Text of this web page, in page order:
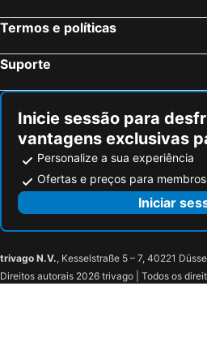
Moinho da Senta
&Tales Hotel
Vale Pisco - Villa De Sonho
Townhouse Vila Da Praia
Casa do Fontanário
Royal Obidos Evolutee Hotel And Spa
Termos e políticas
Suporte
Inicie sessão para
vantagens exclusivas
Personalize a sua experiência
Ofertas e preços para membros
Iniciar
trivago N.V., Kesselstraße 5 – 7, 40221
Direitos autorais 2026 trivago | Todos os